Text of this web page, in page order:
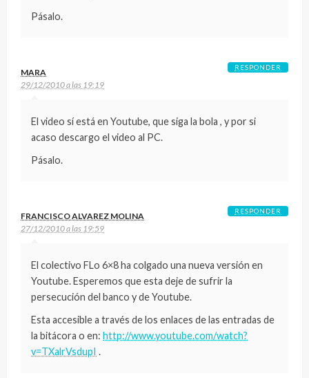
Pásalo.
MARA
29/12/2010 a las 19:19
El video sí está en Youtube, que siga la bola , y por si
acaso descargo el video al PC.
Pásalo.
RESPONDER
FRANCISCO ALVAREZ MOLINA
27/12/2010 a las 19:59
El colectivo FLo 6×8 ha colgado una nueva versión en
Youtube. Esperemos que esta deje de sufrir la
persecución del banco y de Youtube.
Esta accesible a través de los enlaces de las entradas de
la bitácora o en: http://www.youtube.com/watch?
v=TXalrVsdupI .
RESPONDER